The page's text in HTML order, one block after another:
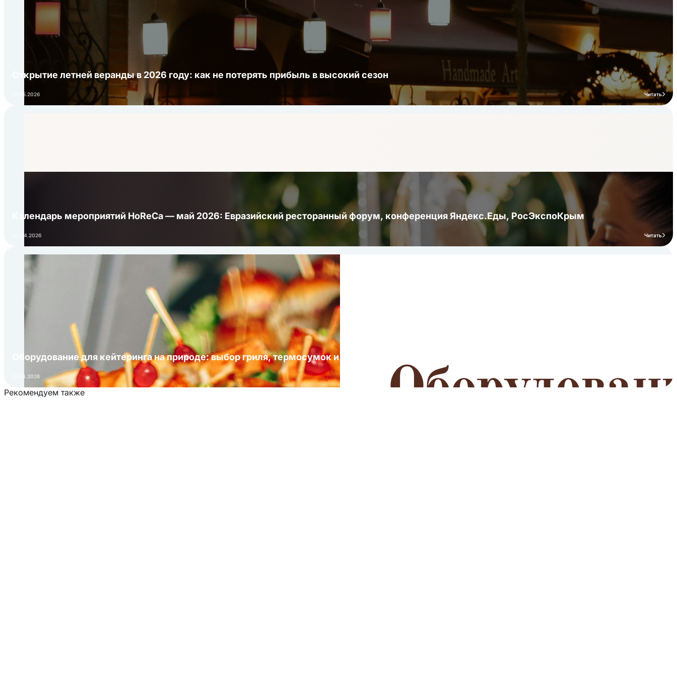
Открытие летней веранды в 2026 году: как не потерять прибыль в высокий сезон
01.05.2026 Читать
Календарь мероприятий HoReCa — май 2026: Евразийский ресторанный форум, конференция Яндекс.Еды, РосЭкспоКрым
24.04.2026 Читать
Оборудование для кейтеринга на природе: выбор гриля, термосумок и посуды для выездных мероприятий
16.04.2026
Рекомендуем также